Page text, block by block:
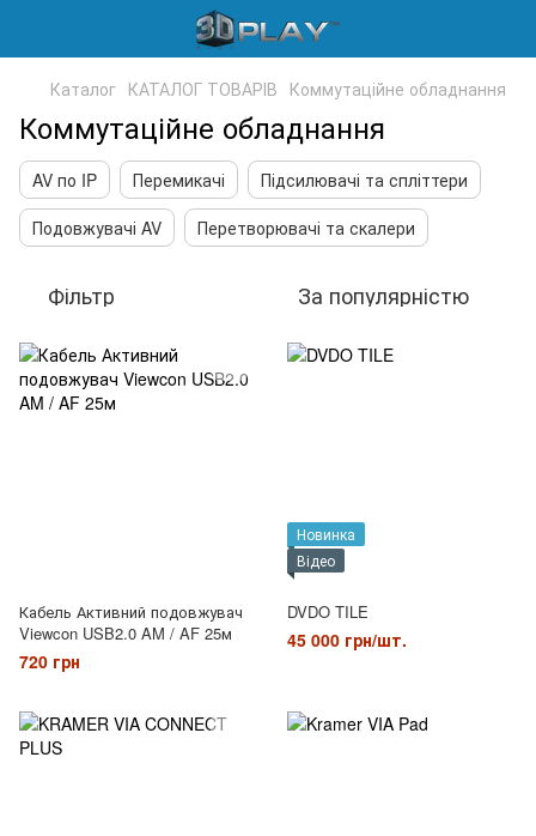
Каталог КАТАЛОГ ТОВАРІВ Коммутаційне обладнання
Коммутаційне обладнання
AV по IP Перемикачі
Підсилювачі та спліттери
Подовжувачі AV
Перетворювачі та скалери
Фільтр За популярністю
Кабель Активний подовжувач
Viewcon USB2.0 AM / AF 25м
720 грн
Новинка
Відео
DVDO TILE
45 000 грн/шт.